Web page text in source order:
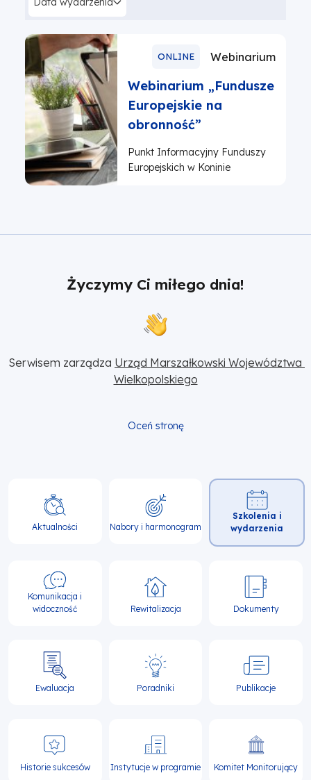
ONLINE Webinarium
Webinarium „Fundusze
Europejskie na
obronność”
Punkt Informacyjny Funduszy
Europejskich w Koninie
Życzymy Ci miłego dnia!
Serwisem zarządza Urząd Marszałkowski Województwa
Wielkopolskiego
Oceń stronę
Główna
nawigacja
Aktualności Nabory i harmonogram
Szkolenia i
wydarzenia
Komunikacja i
widoczność
Rewitalizacja Dokumenty
Ewaluacja Poradniki Publikacje
Historie sukcesów Instytucje w programie Komitet Monitorujący